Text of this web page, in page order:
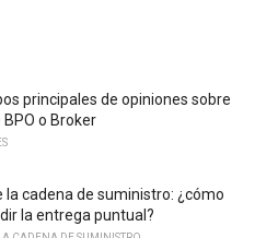
principales de opiniones sobre
o Broker
la cadena de suministro: ¿cómo
la entrega puntual?